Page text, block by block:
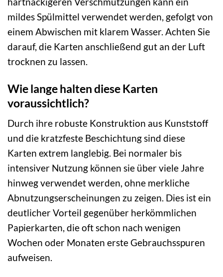
mildes Spülmittel verwendet werden, gefolgt von
einem Abwischen mit klarem Wasser. Achten Sie
darauf, die Karten anschließend gut an der Luft
trocknen zu lassen.
Wie lange halten diese Karten
voraussichtlich?
Durch ihre robuste Konstruktion aus Kunststoff
und die kratzfeste Beschichtung sind diese
Karten extrem langlebig. Bei normaler bis
intensiver Nutzung können sie über viele Jahre
hinweg verwendet werden, ohne merkliche
Abnutzungserscheinungen zu zeigen. Dies ist ein
deutlicher Vorteil gegenüber herkömmlichen
Papierkarten, die oft schon nach wenigen
Wochen oder Monaten erste Gebrauchsspuren
aufweisen.